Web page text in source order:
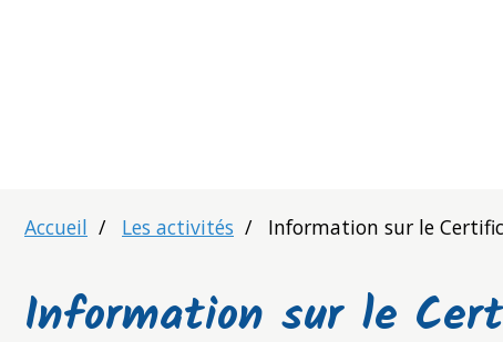
Accueil Les activités Information sur le
Information sur le